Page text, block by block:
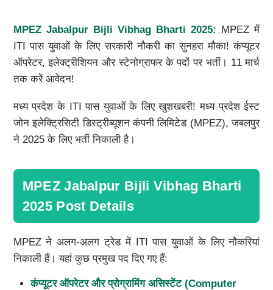
MPEZ Jabalpur Bijli Vibhag Bharti 2025: MPEZ में
ITI पास युवाओं के लिए सरकारी नौकरी का सुनहरा मौका! कंप्यूटर
ऑपरेटर, इलेक्ट्रीशियन और स्टेनोग्राफर के पदों पर भर्ती। 11 मार्च
तक करें आवेदन!
मध्य प्रदेश के ITI पास युवाओं के लिए खुशखबरी! मध्य प्रदेश ईस्ट
जोन इलेक्ट्रिसिटी डिस्ट्रीब्यूशन कंपनी लिमिटेड (MPEZ), जबलपुर
ने 2025 के लिए भर्ती निकाली है।
MPEZ Jabalpur Bijli Vibhag Bharti
2025 Post Details
MPEZ ने अलग-अलग ट्रेड में ITI पास युवाओं के लिए नौकरियां
निकाली हैं। यहां कुछ प्रमुख पद दिए गए हैं:
कंप्यूटर ऑपरेटर और प्रोग्रामिंग असिस्टेंट (Computer